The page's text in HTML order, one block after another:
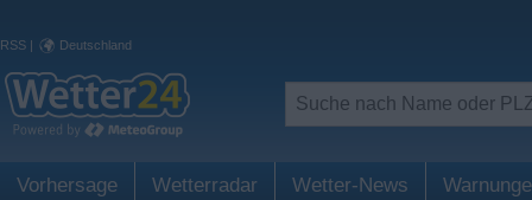
RSS | Deutschland
Vorhersage Wetterradar Wetter-News